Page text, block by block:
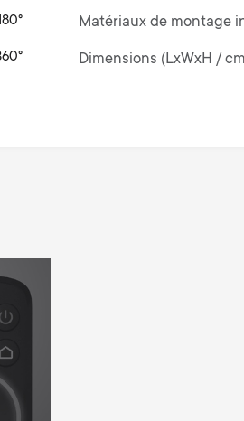
Matériaux de montage
Dimensions (LxWxH /